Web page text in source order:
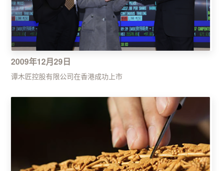
2009年12月29日
谭木匠控股有限公司在香港成功上市